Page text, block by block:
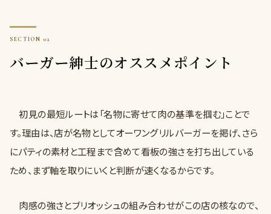
バーガー紳士のオススメポイント
初見の最短ルートは「名物に寄せて肉の基準を掴む」ことで
す。理由は、店が名物としてオーワングリルバーガーを掲げ、さら
にパティの素材と工程まで含めて看板の強さを打ち出している
ため、まず軸を取りにいくと判断が速くなるからです。
肉感の強さとブリオッシュの組み合わせがこの店の核なので、